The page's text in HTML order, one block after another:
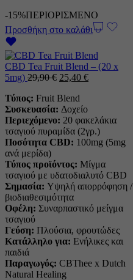
-15%ΠΕΡΙΟΡΙΣΜΕΝΟ
Προσθήκη στο καλάθι
CBD Tea Fruit Blend – (20 x
5mg) 29,90€ Η
τιμή
ήταν:
29,90 €.
25,40 €Η
25,40 €.
Τύπος: Fruit Blend
Συσκευασία: Δοχείο
Περιεχόμενο: 20 φακελάκια
τσαγιού πυραμίδα (2γρ.)
Ποσότητα CBD: 100mg (5mg
ανά μερίδα)
Τύπος προϊόντος: Μίγμα
τσαγιού με υδατοδιαλυτό CBD
Σημασία: Υψηλή απορρόφηση /
βιοδιαθεσιμότητα
Οφέλη: Συναρπαστικό μείγμα
τσαγιού
Γεύση: Πλούσια, φρουτώδες
Κατάλληλο για: Ενήλικες και
παιδιά
Παραγωγός: CBThee x Dutch
Natural Healing